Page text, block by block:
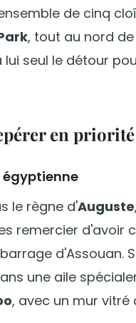
de cinq
, tout au nord
seul le détour
en priorité
égyptienne
le règne d'Auguste
remercier d'avoir
d'Assouan.
une aile
, avec un mur vitré